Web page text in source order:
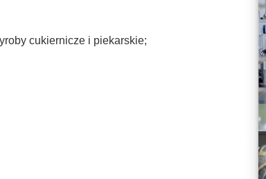
cukiernicze i piekarskie;